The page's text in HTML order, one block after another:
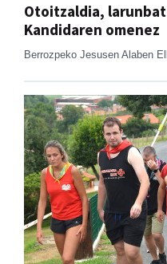
Otoitzaldia,
Kandidaren omenez
Berrozpeko Jesusen Alaben